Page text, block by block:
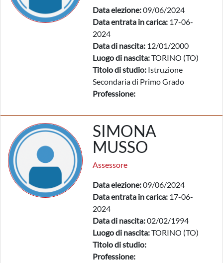
Data elezione:09/06/2024
Data entrata in carica: 17-06-
2024
Data di nascita: 12/01/2000
Luogo di nascita:TORINO (TO)
Titolo di studio: Istruzione
Secondaria di Primo Grado
Professione:
SIMONA
MUSSO
Assessore
Data elezione:09/06/2024
Data entrata in carica: 17-06-
2024
Data di nascita:02/02/1994
Luogo di nascita:TORINO (TO)
Titolo di studio:
Professione: